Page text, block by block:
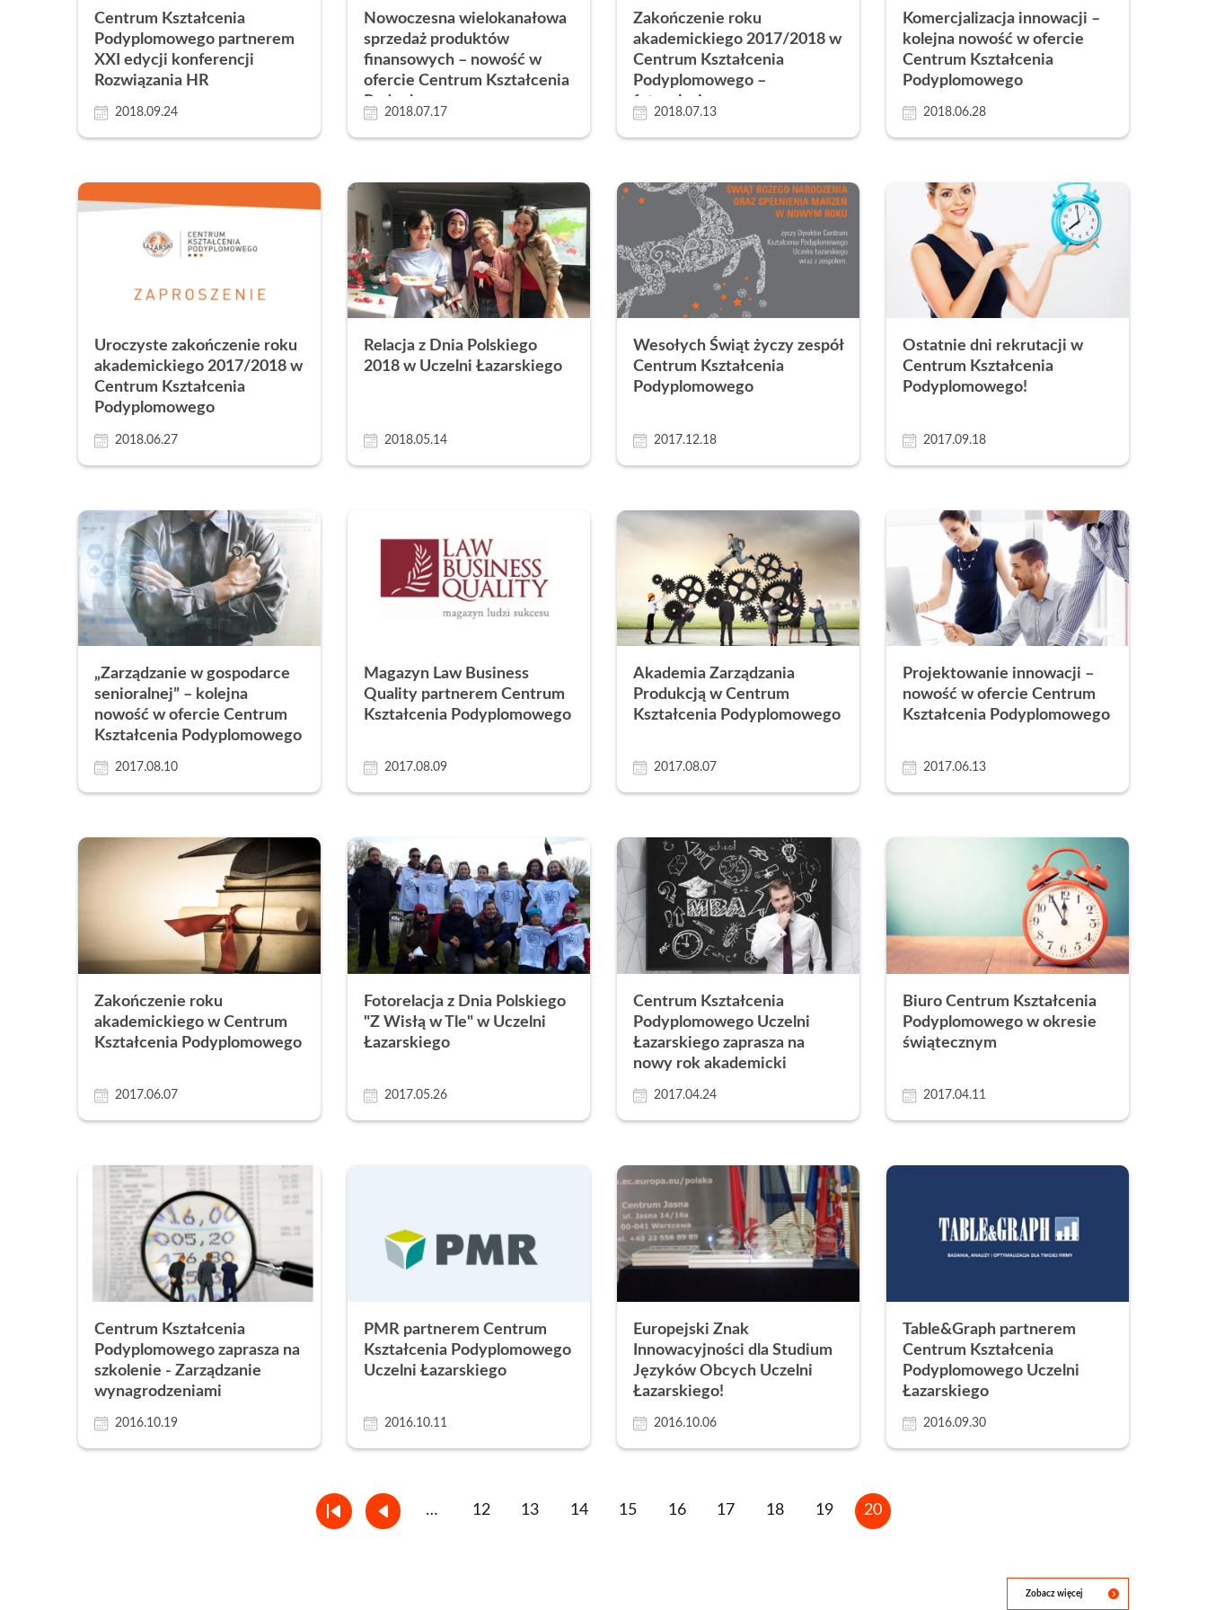
Centrum Kształcenia
Podyplomowego partnerem
XXI edycji konferencji
Rozwiązania HR
2018.09.24
Nowoczesna wielokanałowa
sprzedaż produktów
finansowych – nowość w
ofercie Centrum Kształcenia
Podyplomowego
2018.07.17
Zakończenie roku
akademickiego 2017/2018 w
Centrum Kształcenia
Podyplomowego –
fotorelacja
2018.07.13
Komercjalizacja innowacji –
kolejna nowość w ofercie
Centrum Kształcenia
Podyplomowego
2018.06.28
Uroczyste zakończenie roku
akademickiego 2017/2018 w
Centrum Kształcenia
Podyplomowego
2018.06.27
Relacja z Dnia Polskiego
2018 w Uczelni Łazarskiego
2018.05.14
Wesołych Świąt życzy zespół
Centrum Kształcenia
Podyplomowego
2017.12.18
Ostatnie dni rekrutacji w
Centrum Kształcenia
Podyplomowego!
2017.09.18
„Zarządzanie w gospodarce
senioralnej” – kolejna
nowość w ofercie Centrum
Kształcenia Podyplomowego
2017.08.10
Magazyn Law Business
Quality partnerem Centrum
Kształcenia Podyplomowego
2017.08.09
Akademia Zarządzania
Produkcją w Centrum
Kształcenia Podyplomowego
2017.08.07
Projektowanie innowacji –
nowość w ofercie Centrum
Kształcenia Podyplomowego
2017.06.13
Zakończenie roku
akademickiego w Centrum
Kształcenia Podyplomowego
2017.06.07
Fotorelacja z Dnia Polskiego
"Z Wisłą w Tle" w Uczelni
Łazarskiego
2017.05.26
Centrum Kształcenia
Podyplomowego Uczelni
Łazarskiego zaprasza na
nowy rok akademicki
2017.04.24
Biuro Centrum Kształcenia
Podyplomowego w okresie
świątecznym
2017.04.11
Centrum Kształcenia
Podyplomowego zaprasza na
szkolenie - Zarządzanie
wynagrodzeniami
2016.10.19
PMR partnerem Centrum
Kształcenia Podyplomowego
Uczelni Łazarskiego
2016.10.11
Europejski Znak
Innowacyjności dla Studium
Języków Obcych Uczelni
Łazarskiego!
2016.10.06
Table&Graph partnerem
Centrum Kształcenia
Podyplomowego Uczelni
Łazarskiego
2016.09.30
PierwszaPoprzednia
… Strona
12 Strona
13 Strona
14 Strona
15 Strona
16 Strona
17 Strona
18 Strona
19 Bieżąca
20
Zobacz więcej